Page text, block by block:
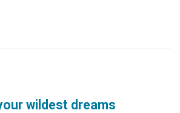
wildest dreams